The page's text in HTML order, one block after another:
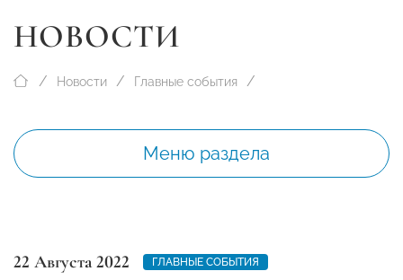
НОВОСТИ
Новости Главные события
Меню раздела
22 Августа 2022 ГЛАВНЫЕ СОБЫТИЯ